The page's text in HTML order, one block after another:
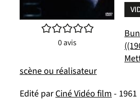
/5
0avis
scène ou réalisateur
Edité parCiné Vidéo film- 1961